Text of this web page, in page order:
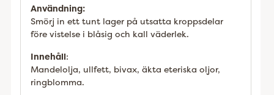
Användning:
Smörj in ett tunt lager på utsatta kroppsdelar
före vistelse i blåsig och kall väderlek.
Innehåll:
Mandelolja, ullfett, bivax, äkta eteriska oljor,
ringblomma.